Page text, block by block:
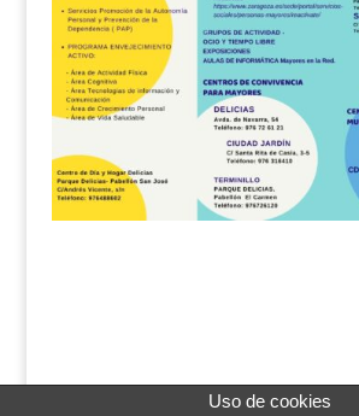
Uso de cookies